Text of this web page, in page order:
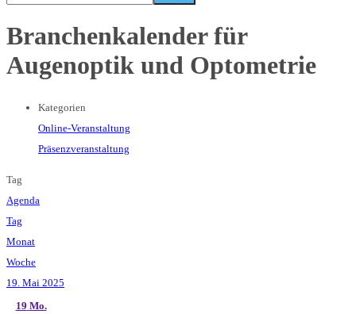
Branchenkalender für
Augenoptik und Optometrie
Kategorien
Online-Veranstaltung
Präsenzveranstaltung
Tag
Agenda
Tag
Monat
Woche
19. Mai 2025
19 Mo.